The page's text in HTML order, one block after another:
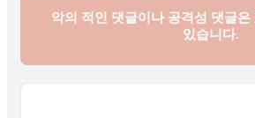
악의 적인 댓글이나 공격성 댓글은
있습니다.